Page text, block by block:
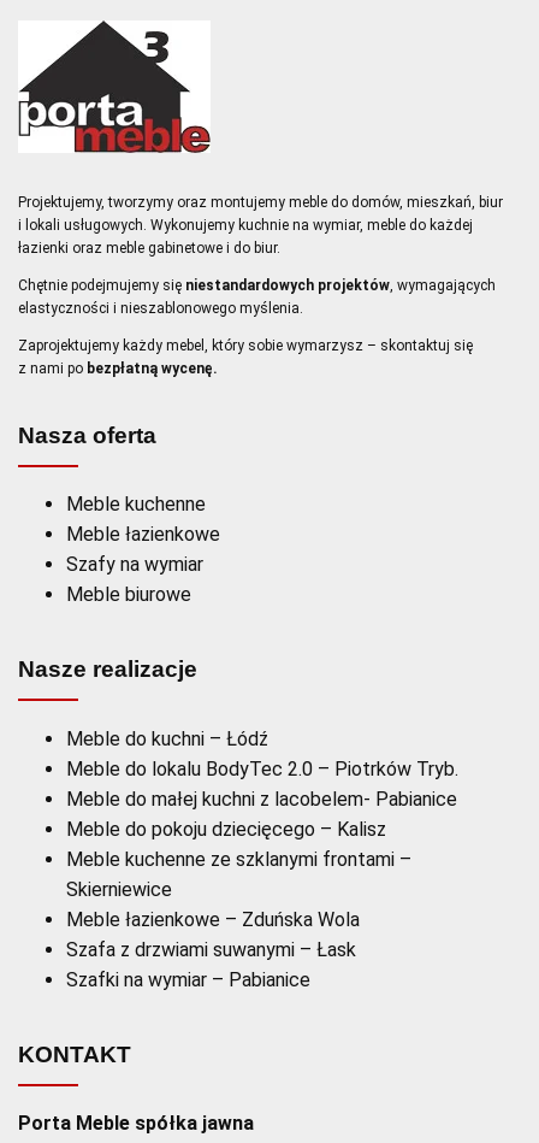
Projektujemy, tworzymy oraz montujemy meble do domów, mieszkań, biur
i lokali usługowych. Wykonujemy kuchnie na wymiar, meble do każdej
łazienki oraz meble gabinetowe i do biur.
Chętnie podejmujemy się niestandardowych projektów, wymagających
elastyczności i nieszablonowego myślenia.
Zaprojektujemy każdy mebel, który sobie wymarzysz – skontaktuj się
z nami po bezpłatną wycenę.
Nasza oferta
Meble kuchenne
Meble łazienkowe
Szafy na wymiar
Meble biurowe
Nasze realizacje
Meble do kuchni – Łódź
Meble do lokalu BodyTec 2.0 – Piotrków Tryb.
Meble do małej kuchni z lacobelem- Pabianice
Meble do pokoju dziecięcego – Kalisz
Meble kuchenne ze szklanymi frontami –
Skierniewice
Meble łazienkowe – Zduńska Wola
Szafa z drzwiami suwanymi – Łask
Szafki na wymiar – Pabianice
KONTAKT
Porta Meble spółka jawna